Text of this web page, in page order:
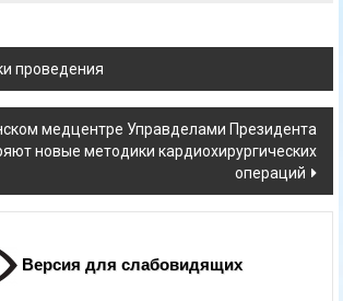
проведения
медцентре Управделами Президента
новые методики кардиохирургических
операций
Версия для слабовидящих